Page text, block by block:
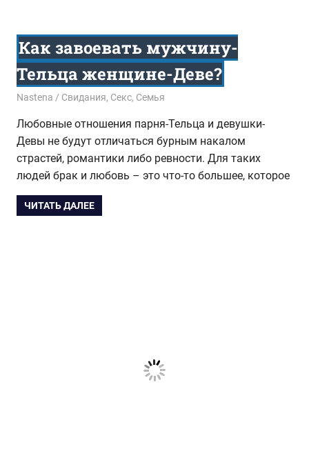
Как завоевать мужчину-
Тельца женщине-Деве?
30.11.2016
Nastena Свидания, Секс, Семья
Любовные отношения парня-Тельца и девушки-
Девы не будут отличаться бурным накалом
страстей, романтики либо ревности. Для таких
людей брак и любовь – это что-то большее, которое
ЧИТАТЬ ДАЛЕЕ